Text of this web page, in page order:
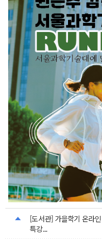
[도서관] 가을학기 온라
특강...